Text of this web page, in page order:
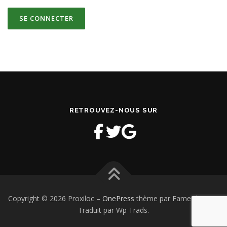
RETROUVEZ-NOUS SUR
Copyright © 2026 Proxiloc – OnePress thème par FameThemes.
Traduit par Wp Trads.